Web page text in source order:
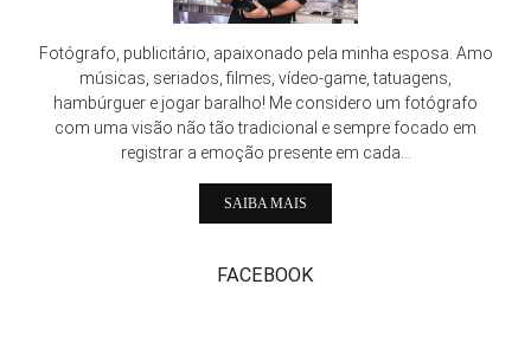
Fotógrafo, publicitário, apaixonado pela minha esposa. Amo
músicas, seriados, filmes, vídeo-game, tatuagens,
hambúrguer e jogar baralho! Me considero um fotógrafo
com uma visão não tão tradicional e sempre focado em
registrar a emoção presente em cada...
SAIBA MAIS
FACEBOOK